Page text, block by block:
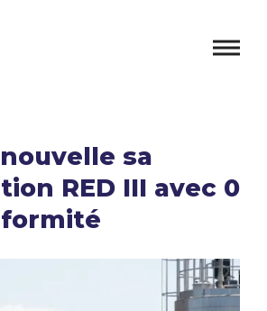
sa
RED III avec 0